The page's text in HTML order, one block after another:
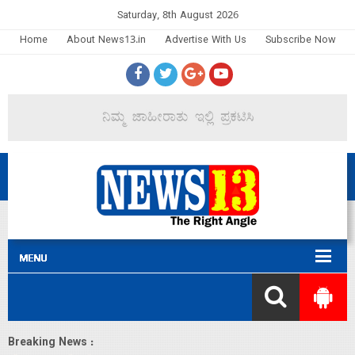
Saturday, 8th August 2026
Home
About News13.in Advertise With Us Subscribe Now
Breaking News :